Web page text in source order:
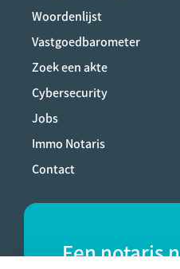
Woordenlijst
Vastgoedbarometer
Zoek een akte
Cybersecurity
Jobs
Immo Notaris
Contact
Een notaris